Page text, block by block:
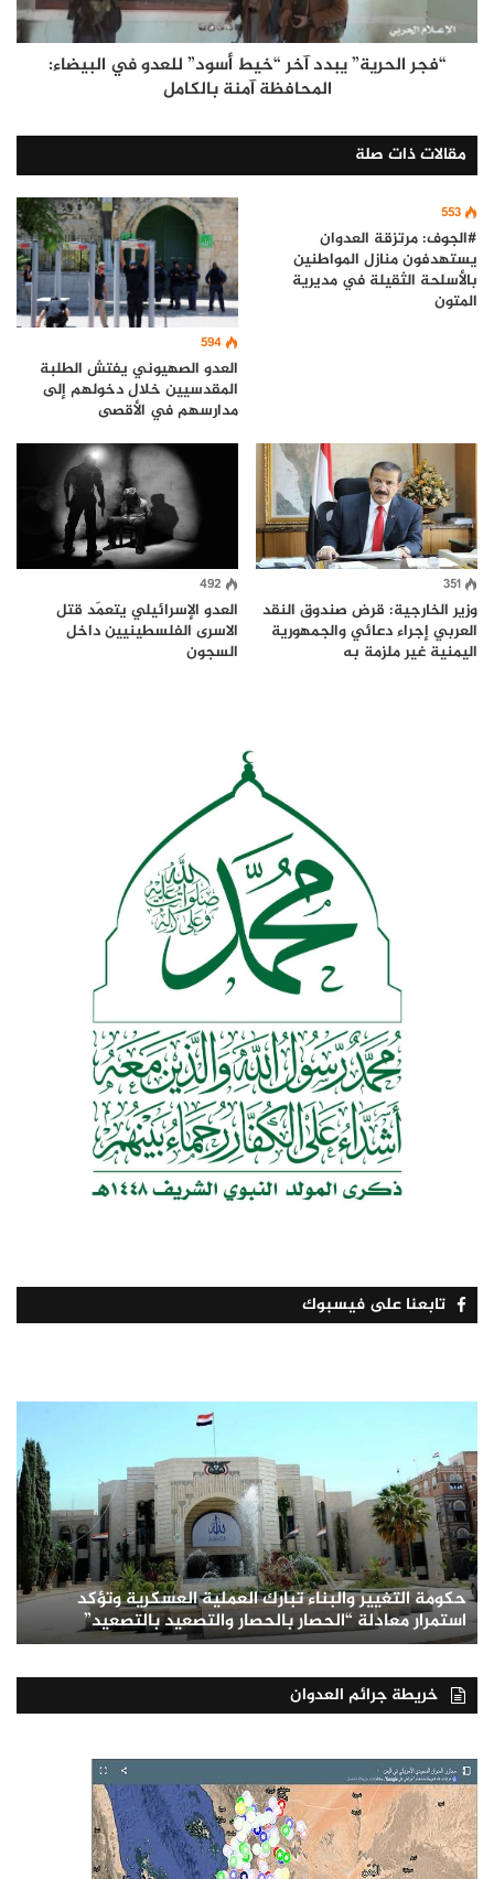
“فجر الحرية” يبدد آخر “خيط أسود” للعدو في البيضاء:
المحافظة آمنة بالكامل
مقالات ذات صلة
553
#الجوف: مرتزقة العدوان
يستهدفون منازل المواطنين
بالأسلحة الثقيلة في مديرية
المتون
594
العدو الصهيوني يفتش الطلبة
المقدسيين خلال دخولهم إلى
مدارسهم في الأقصى
351
وزير الخارجية: قرض صندوق النقد
العربي إجراء دعائي والجمهورية
اليمنية غير ملزمة به
492
العدو الإسرائيلي يتعمّد قتل
الاسرى الفلسطينيين داخل
السجون
تابعنا على فيسبوك
حكومة التغيير والبناء تبارك العملية العسكرية وتؤكد
استمرار معادلة “الحصار بالحصار والتصعيد بالتصعيد”
خريطة جرائم العدوان